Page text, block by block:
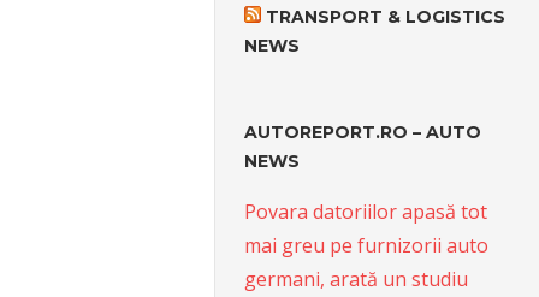
TRANSPORT & LOGISTICS
NEWS
AUTOREPORT.RO – AUTO
NEWS
Povara datoriilor apasă tot
mai greu pe furnizorii auto
germani, arată un studiu